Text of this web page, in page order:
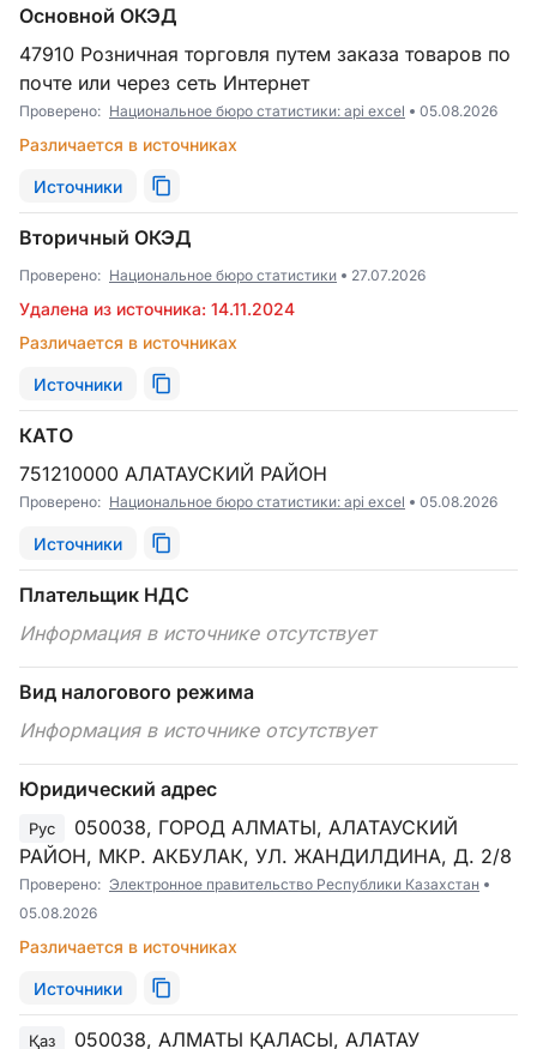
Основной ОКЭД
47910 Розничная торговля путем заказа товаров по
почте или через сеть Интернет
Проверено: Национальное бюро статистики: api excel 05.08.2026
Различается в источниках
Источники
Вторичный ОКЭД
Проверено: Национальное бюро статистики 27.07.2026
Удалена из источника: 14.11.2024
Различается в источниках
Источники
КАТО
751210000 АЛАТАУСКИЙ РАЙОН
Проверено: Национальное бюро статистики: api excel 05.08.2026
Источники
Плательщик НДС
Информация в источнике отсутствует
Вид налогового режима
Информация в источнике отсутствует
Юридический адрес
Рус
050038, ГОРОД АЛМАТЫ, АЛАТАУСКИЙ
РАЙОН, МКР. АКБУЛАК, УЛ. ЖАНДИЛДИНА, Д. 2/8
Проверено: Электронное правительство Республики Казахстан
05.08.2026
Различается в источниках
Источники
Қаз 050038, АЛМАТЫ ҚАЛАСЫ, АЛАТАУ